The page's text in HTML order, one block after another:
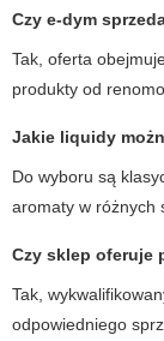
Czy e-dym
Tak, oferta
produkty od
Jakie liquidy
Do wyboru są
aromaty w różnych
Czy sklep oferuje
Tak,
odpowiedniego